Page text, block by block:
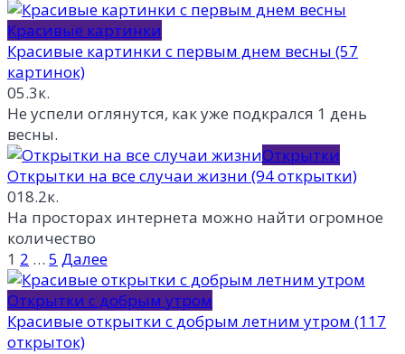
Красивые картинки
Красивые картинки с первым днем весны (57
картинок)
05.3к.
Не успели оглянутся, как уже подкрался 1 день
весны.
Открытки
Открытки на все случаи жизни (94 открытки)
018.2к.
На просторах интернета можно найти огромное
количество
Пагинация
записей
1 2 … 5 Далее
Открытки с добрым утром
Красивые открытки с добрым летним утром (117
открыток)